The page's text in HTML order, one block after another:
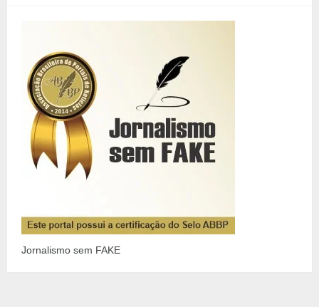
Jornalismo sem FAKE